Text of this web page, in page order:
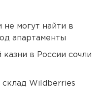
могут найти в
апартаменты
в России сочли
склад Wildberries